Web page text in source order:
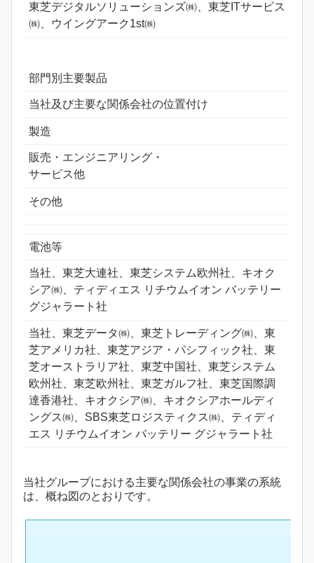
東芝デジタルソリューションズ㈱、東芝ITサービス
㈱、ウイングアーク1st㈱
部門別主要製品
当社及び主要な関係会社の位置付け
製造
販売・エンジニアリング・
サービス他
その他
電池等
当社、東芝大連社、東芝システム欧州社、キオク
シア㈱、ティディエス リチウムイオン バッテリー
グジャラート社
当社、東芝データ㈱、東芝トレーディング㈱、東
芝アメリカ社、東芝アジア・パシフィック社、東
芝オーストラリア社、東芝中国社、東芝システム
欧州社、東芝欧州社、東芝ガルフ社、東芝国際調
達香港社、キオクシア㈱、キオクシアホールディ
ングス㈱、SBS東芝ロジスティクス㈱、ティディ
エス リチウムイオン バッテリー グジャラート社
当社グループにおける主要な関係会社の事業の系統
は、概ね図のとおりです。